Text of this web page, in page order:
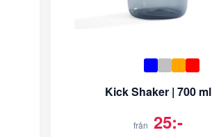
Kick Shaker | 700 ml
från 25:-